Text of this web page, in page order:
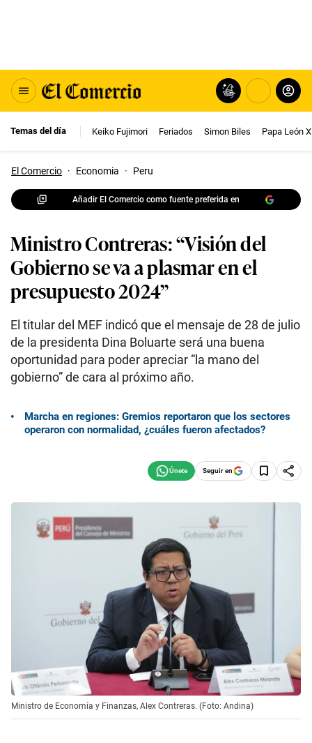
Temas del día Keiko Fujimori Feriados Simon Biles Papa León
El Comercio · Economia · Peru
Añadir El Comercio como fuente preferida en
Ministro Contreras: “Visión del
Gobierno se va a plasmar en el
presupuesto 2024”
El titular del MEF indicó que el mensaje de 28 de julio
de la presidenta Dina Boluarte será una buena
oportunidad para poder apreciar “la mano del
gobierno” de cara al próximo año.
Marcha en regiones: Gremios reportaron que los sectores
operaron con normalidad, ¿cuáles fueron afectados?
Seguir en
Ministro de Economía y Finanzas, Alex Contreras. (Foto: Andina)